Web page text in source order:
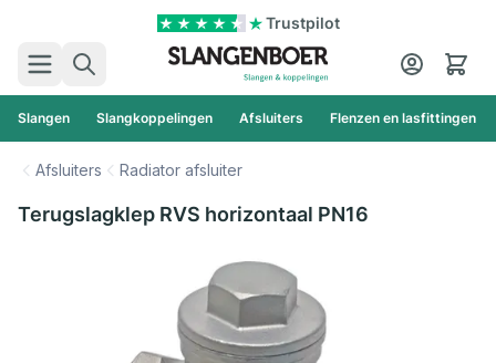
Trustpilot
Zoek
Cart
Slangen Slangkoppelingen Afsluiters Flenzen en lasfittingen
Afsluiters Radiator afsluiter
Terugslagklep RVS horizontaal PN16